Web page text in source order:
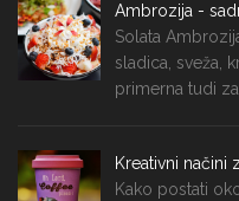
Ambrozija -
Solata
sladica, sveža,
primerna tudi za
Kreativni načini
Kako postati